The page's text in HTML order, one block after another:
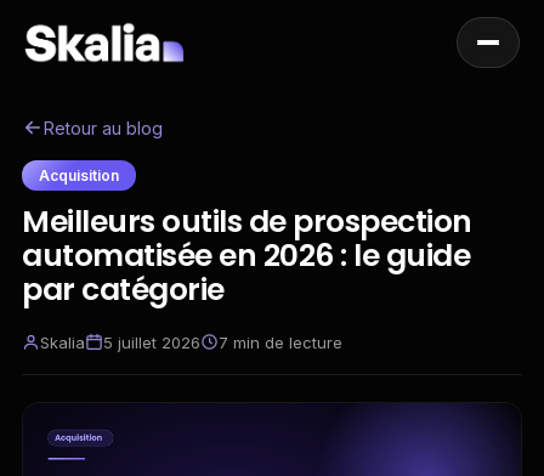
Retour au blog
Acquisition
Meilleurs outils de prospection
automatisée en 2026 : le guide
par catégorie
Skalia 5 juillet 2026 7 min de lecture